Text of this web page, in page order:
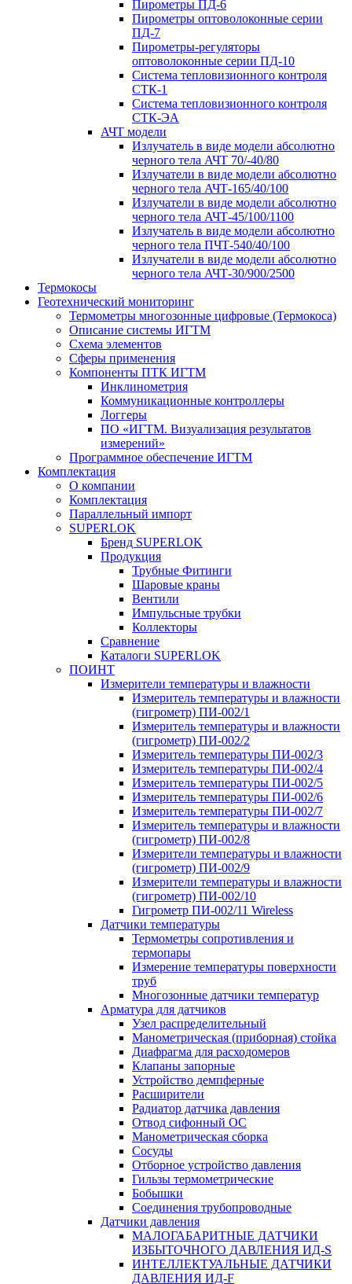
Пирометры ПД-6
Пирометры оптоволоконные серии
ПД-7
Пирометры-регуляторы
оптоволоконные серии ПД-10
Система тепловизионного контроля
СТК-1
Система тепловизионного контроля
СТК-ЭА
АЧТ модели
Излучатель в виде модели абсолютно
черного тела АЧТ 70/-40/80
Излучатели в виде модели абсолютно
черного тела АЧТ-165/40/100
Излучатели в виде модели абсолютно
черного тела АЧТ-45/100/1100
Излучатель в виде модели абсолютно
черного тела ПЧТ-540/40/100
Излучатели в виде модели абсолютно
черного тела АЧТ-30/900/2500
Термокосы
Геотехнический мониторинг
Термометры многозонные цифровые (Термокоса)
Описание системы ИГТМ
Схема элементов
Сферы применения
Компоненты ПТК ИГТМ
Инклинометрия
Коммуникационные контроллеры
Логгеры
ПО «ИГТМ. Визуализация результатов
измерений»
Программное обеспечение ИГТМ
Комплектация
О компании
Комплектация
Параллельный импорт
SUPERLOK
Бренд SUPERLOK
Продукция
Трубные Фитинги
Шаровые краны
Вентили
Импульсные трубки
Коллекторы
Сравнение
Каталоги SUPERLOK
ПОИНТ
Измерители температуры и влажности
Измеритель температуры и влажности
(гигрометр) ПИ-002/1
Измеритель температуры и влажности
(гигрометр) ПИ-002/2
Измеритель температуры ПИ-002/3
Измеритель температуры ПИ-002/4
Измеритель температуры ПИ-002/5
Измеритель температуры ПИ-002/6
Измеритель температуры ПИ-002/7
Измеритель температуры и влажности
(гигрометр) ПИ-002/8
Измерители температуры и влажности
(гигрометр) ПИ-002/9
Измерители температуры и влажности
(гигрометр) ПИ-002/10
Гигрометр ПИ-002/11 Wireless
Датчики температуры
Термометры сопротивления и
термопары
Измерение температуры поверхности
труб
Многозонные датчики температур
Арматура для датчиков
Узел распределительный
Манометрическая (приборная) стойка
Диафрагма для расходомеров
Клапаны запорные
Устройство демпферные
Расширители
Радиатор датчика давления
Отвод сифонный ОС
Манометрическая сборка
Сосуды
Отборное устройство давления
Гильзы термометрические
Бобышки
Соединения трубопроводные
Датчики давления
МАЛОГАБАРИТНЫЕ ДАТЧИКИ
ИЗБЫТОЧНОГО ДАВЛЕНИЯ ИД-S
ИНТЕЛЛЕКТУАЛЬНЫЕ ДАТЧИКИ
ДАВЛЕНИЯ ИД-F